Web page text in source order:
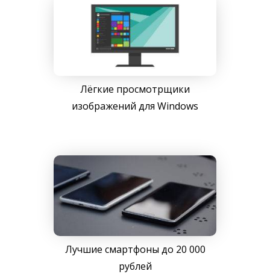
Лёгкие просмотрщики
изображений для Windows
Лучшие смартфоны до 20 000
рублей